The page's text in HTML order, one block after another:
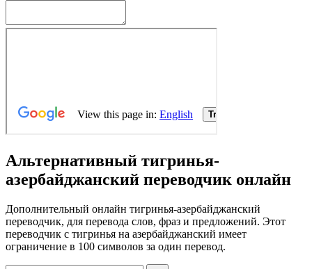
Альтернативный тигринья-
азербайджанский переводчик онлайн
Дополнительный онлайн тигринья-азербайджанский
переводчик, для перевода слов, фраз и предложений. Этот
переводчик с тигринья на азербайджанский имеет
ограничение в 100 символов за один перевод.